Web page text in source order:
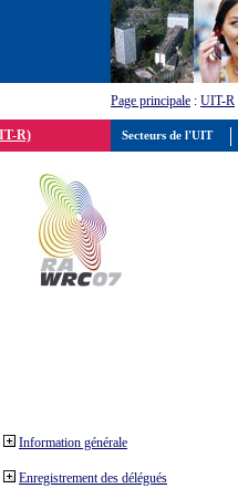
Page principale : UIT-R
R)
Information générale
Enregistrement des délégués
Secteurs de l'UIT